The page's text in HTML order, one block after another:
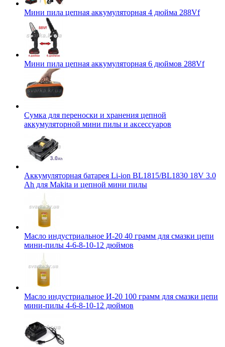
Мини пила цепная аккумуляторная 4 дюйма 288Vf
Мини пила цепная аккумуляторная 6 дюймов 288Vf
Сумка для переноски и хранения цепной
аккумуляторной мини пилы и аксессуаров
Аккумуляторная батарея Li-ion BL1815/BL1830 18V 3.0
Ah для Makita и цепной мини пилы
Масло индустриальное И-20 40 грамм для смазки цепи
мини-пилы 4-6-8-10-12 дюймов
Масло индустриальное И-20 100 грамм для смазки цепи
мини-пилы 4-6-8-10-12 дюймов